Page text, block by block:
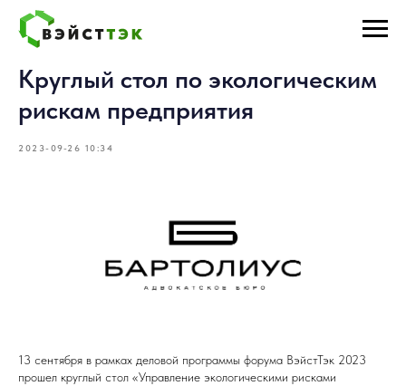
Круглый стол по экологическим
рискам предприятия
2023-09-26 10:34
13 сентября в рамках деловой программы форума ВэйстТэк 2023
прошел круглый стол «Управление экологическими рисками